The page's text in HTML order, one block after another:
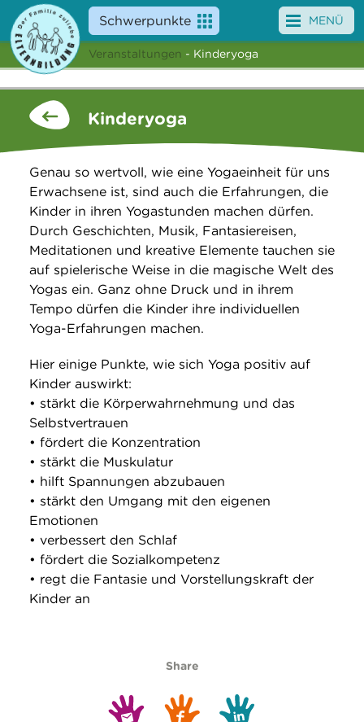
Schwerpunkte
Angebote
Veranstaltungen
Service
Über uns
Suche
MENÜ
Veranstaltungen - Kinderyoga
Kinderyoga
Genau so wertvoll, wie eine Yogaeinheit für uns
Erwachsene ist, sind auch die Erfahrungen, die
Kinder in ihren Yogastunden machen dürfen.
Durch Geschichten, Musik, Fantasiereisen,
Meditationen und kreative Elemente tauchen sie
auf spielerische Weise in die magische Welt des
Yogas ein. Ganz ohne Druck und in ihrem
Tempo dürfen die Kinder ihre individuellen
Yoga-Erfahrungen machen.
Hier einige Punkte, wie sich Yoga positiv auf
Kinder auswirkt:
• stärkt die Körperwahrnehmung und das
Selbstvertrauen
• fördert die Konzentration
• stärkt die Muskulatur
• hilft Spannungen abzubauen
• stärkt den Umgang mit den eigenen
Emotionen
• verbessert den Schlaf
• fördert die Sozialkompetenz
• regt die Fantasie und Vorstellungskraft der
Kinder an
Share